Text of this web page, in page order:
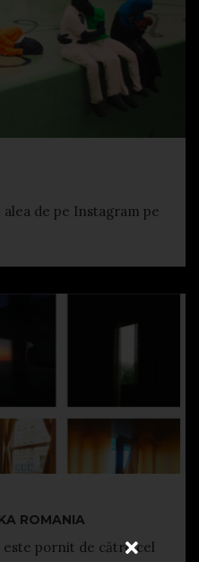
de pe Instagram pe
ROMANIA
pornit de către cel